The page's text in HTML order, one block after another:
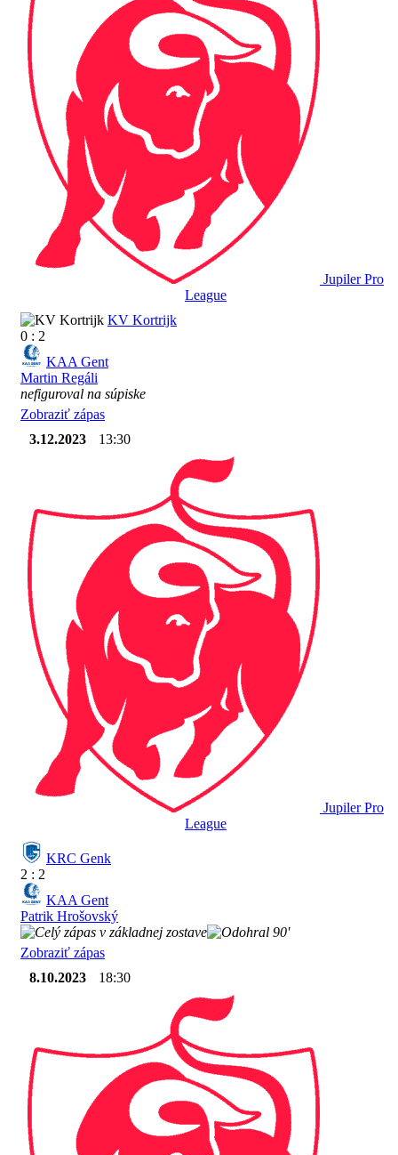
Jupiler Pro
League
KV Kortrijk
0 : 2
KAA Gent
Martin Regáli
nefiguroval na súpiske
Zobraziť zápas
3.12.2023
13:30
Jupiler Pro
League
KRC Genk
2 : 2
KAA Gent
Patrik Hrošovský
90'
Zobraziť zápas
8.10.2023
18:30